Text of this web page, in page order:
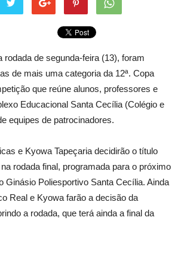
rodada de segunda-feira (13), foram
de mais uma categoria da 12ª. Copa
que reúne alunos, professores e
Educacional Santa Cecília (Colégio e
equipes de patrocinadores.
e Kyowa Tapeçaria decidirão o título
rodada final, programada para o próximo
Ginásio Poliesportivo Santa Cecília. Ainda
Real e Kyowa farão a decisão da
a rodada, que terá ainda a final da